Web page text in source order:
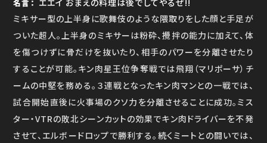
名言
ミキサー型の上半身に歌舞伎のような隈取りをした顔と手足が
ついた超人。上半身のミキサーは粉砕、攪拌の能力に加えて、体
を傷つけずに骨だけを抜いたり、相手のパワーを分離させたり
することが可能。キン肉星王位争奪戦では飛翔（マリポーサ）チ
ームの中堅を務める。３連戦となったキン肉マンとの一戦では、
試合開始直後に火事場のクソ力を分離させることに成功。ミス
ター・VTRの敗北シーンカットの効果でキン肉ドライバーを不発
させて、エルボードロップで勝利する。続くミートとの闘いでは、